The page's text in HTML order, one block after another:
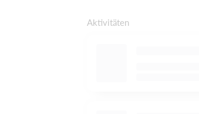
Aktivitäten